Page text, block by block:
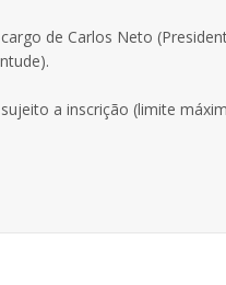
de Carlos Neto
a inscrição (limite